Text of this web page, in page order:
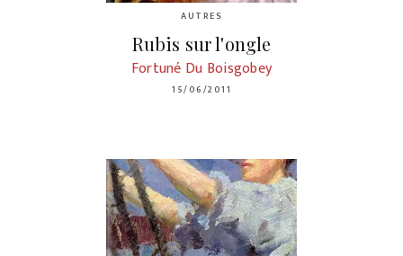
AUTRES
Rubis sur l'ongle
Fortuné Du Boisgobey
15/06/2011